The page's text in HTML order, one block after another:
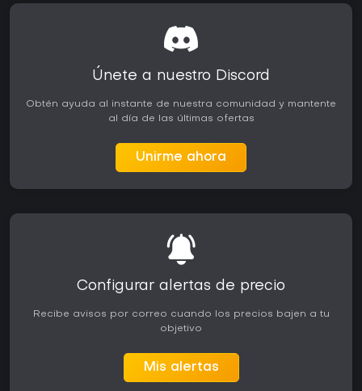
Únete a nuestro Discord
Obtén ayuda al instante de nuestra comunidad y mantente
al día de las últimas ofertas
Unirme ahora
Configurar alertas de precio
Recibe avisos por correo cuando los precios bajen a tu
objetivo
Mis alertas